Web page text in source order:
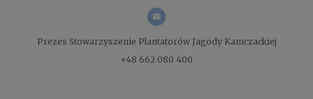
Prezes Stowarzyszenie Plantatorów Jagody Kamczackiej
+48 662 080 400